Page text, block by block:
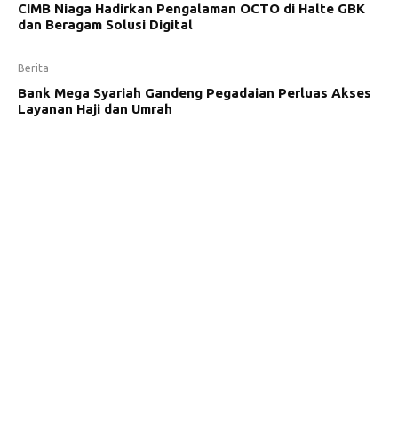
CIMB Niaga Hadirkan Pengalaman OCTO di Halte GBK
dan Beragam Solusi Digital
Berita
Bank Mega Syariah Gandeng Pegadaian Perluas Akses
Layanan Haji dan Umrah